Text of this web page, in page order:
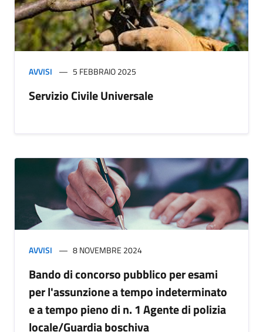
AVVISI 5 FEBBRAIO 2025
Servizio Civile Universale
AVVISI 8 NOVEMBRE 2024
Bando di concorso pubblico per esami
per l'assunzione a tempo indeterminato
e a tempo pieno di n. 1 Agente di polizia
locale/Guardia boschiva